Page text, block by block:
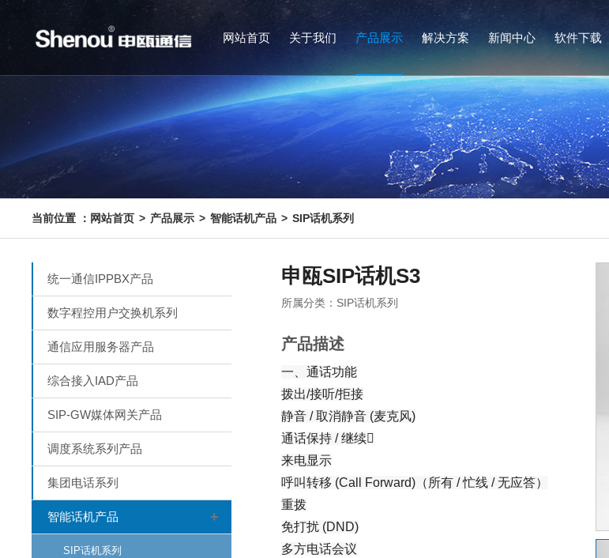
网站首页 关于我们 产品展示 解决方案 新闻中心 软件下载
网站首页 产品展示 智能话机产品 SIP话机系列
统一通信IPPBX产品
数字程控用户交换机系列
通信应用服务器产品
综合接入IAD产品
SIP-GW媒体网关产品
调度系统系列产品
集团电话系列
智能话机产品 +
SIP话机系列
申瓯SIP话机S3
SIP话机系列
产品描述
一、通话功能
拨出/接听/拒接
静音 / 取消静音 (麦克风)
通话保持 / 继续
来电显示
呼叫转移 (Call Forward)（所有 / 忙线 / 无应答）
重拨
免打扰 (DND)
多方电话会议